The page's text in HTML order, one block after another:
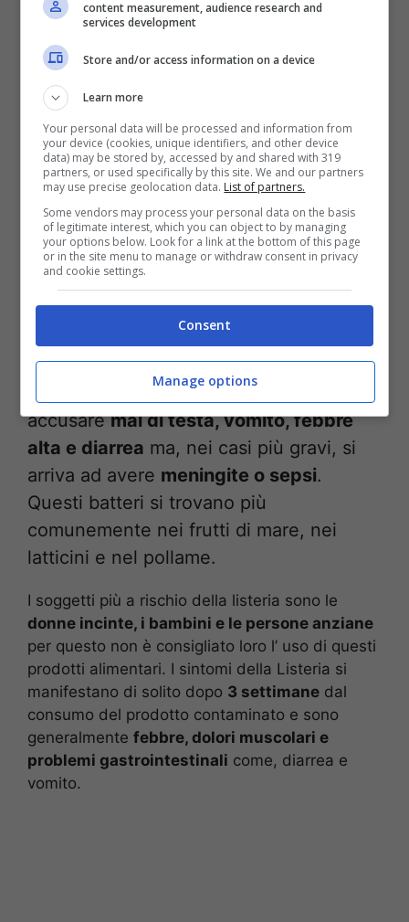
La ragione per la quale questo prodotto è stato
ritirato, è dipeso dalla non conformità
microbiologica per lapossibile presenza di
Listeria monocytogenes.
salute ha lanciato la comunicazione di riportare
immediatamente al punto vendita la confezione
senza consumarlo, per riavere, anche senza la
ricevuta fiscale, il rimborso.
Analizziamo di che batterio si
tratta e conseguenze sulla salute
LaListeria monocytogenes,è un agente
causare gravi danni alla salute dell’
; è un batterio che può far
accusaremal di testa, vomito, febbre
alta e diarrea ma, nei casi più gravi, si
arriva ad avere meningite o sepsi.
Questi batteri si trovano più
comunemente nei frutti di mare, nei
latticini e nel pollame.
I soggetti più a rischio della listeria sono le
donne incinte, i bambini e le persone anziane
per questo non è consigliato loro l’ uso di questi
prodotti alimentari. I sintomi della Listeria si
manifestano di solito dopo 3 settimane dal
consumo del prodotto contaminato e sono
generalmente febbre, dolori muscolari e
problemi gastrointestinali come, diarrea e
vomito.
content measurement, audience research and
services development
Store and/or access information on a device
Learn more
Your personal data will be processed and information from
your device (cookies, unique identifiers, and other device
data) may be stored by, accessed by and shared with 319
partners, or used specifically by this site. We and our partners
may use precise geolocation data. List of partners.
Some vendors may process your personal data on the basis
of legitimate interest, which you can object to by managing
your options below. Look for a link at the bottom of this page
or in the site menu to manage or withdraw consent in privacy
and cookie settings.
Consent
Manage options